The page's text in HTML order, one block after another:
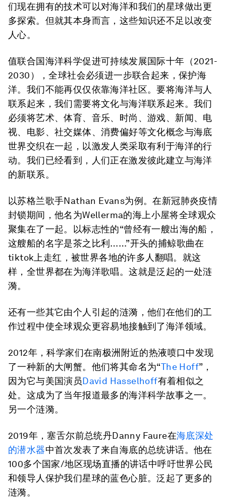
们现在拥有的技术可以对海洋和我们的星球做出更
多探索。但就其本身而言，这些知识还不足以改变
人心。
值联合国海洋科学促进可持续发展国际十年（2021-
2030），全球社会必须进一步联合起来，保护海
洋。我们不能再仅仅依靠海洋社区。要将海洋与人
联系起来，我们需要将文化与海洋联系起来。我们
必须将艺术、体育、音乐、时尚、游戏、新闻、电
视、电影、社交媒体、消费偏好等文化概念与海底
世界交织在一起，以激发人类采取有利于海洋的行
动。我们已经看到，人们正在激发彼此建立与海洋
的新联系。
以苏格兰歌手Nathan Evans为例。在新冠肺炎疫情
封锁期间，他名为Wellerma的海上小屋将全球观众
聚集在了一起。以标志性的“曾经有一艘出海的船，
这艘船的名字是茶之比利……”开头的捕鲸歌曲在
tiktok上走红，被世界各地的许多人翻唱。就这
样，全世界都在为海洋歌唱。这就是泛起的一处涟
漪。
还有一些其它由个人引起的涟漪，他们在他们的工
作过程中使全球观众更容易地接触到了海洋领域。
2012年，科学家们在南极洲附近的热液喷口中发现
了一种新的大闸蟹。他们将其命名为“The Hoff”，
因为它与美国演员David Hasselhoff有着相似之
处。这成为了当年报道最多的海洋科学故事之一。
另一个涟漪。
2019年，塞舌尔前总统丹Danny Faure在海底深处
的潜水器中首次发表了来自海底的总统讲话。他在
100多个国家/地区现场直播的讲话中呼吁世界公民
和领导人保护我们星球的蓝色心脏。泛起了更多的
涟漪。